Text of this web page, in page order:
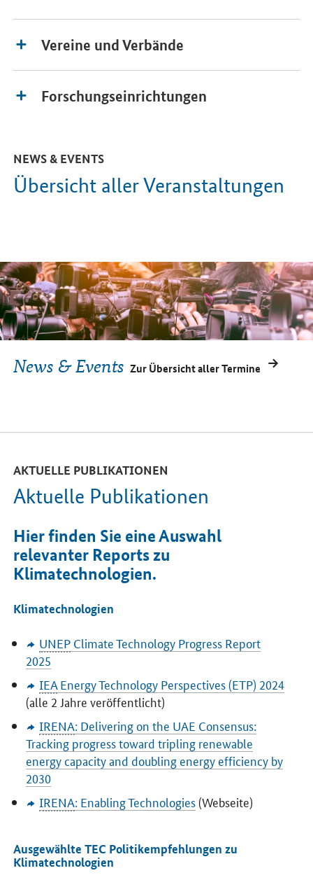
Vereine und Verbände
Forschungseinrichtungen
NEWS & EVENTS
Übersicht aller Veranstaltungen
News & Events Zur Übersicht aller Termine
AKTUELLE PUBLIKATIONEN
Aktuelle Publikationen
Hier finden Sie eine Auswahl
relevanter Reports zu
Klimatechnologien.
Klimatechnologien
UNEP Climate Technology Progress Report
2025
IEA Energy Technology Perspectives(ETP) 2024
(alle 2 Jahre veröffentlicht)
IRENA: Delivering on the UAE Consensus:
Tracking progress toward tripling renewable
energy capacity and doubling energy efficiency by
2030
IRENA: Enabling Technologies(Webseite)
Ausgewählte TEC Politikempfehlungen zu
Klimatechnologien